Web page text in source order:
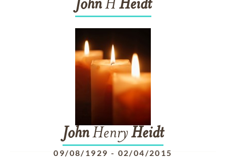
JohnH Heidt
JohnHenryHeidt
09/08/1929 - 02/04/2015